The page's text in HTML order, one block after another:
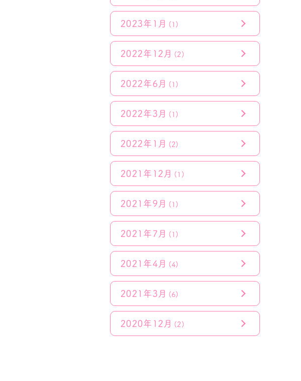
2023年1月 (1)
2022年12月 (2)
2022年6月 (1)
2022年3月 (1)
2022年1月 (2)
2021年12月 (1)
2021年9月 (1)
2021年7月 (1)
2021年4月 (4)
2021年3月 (6)
2020年12月 (2)